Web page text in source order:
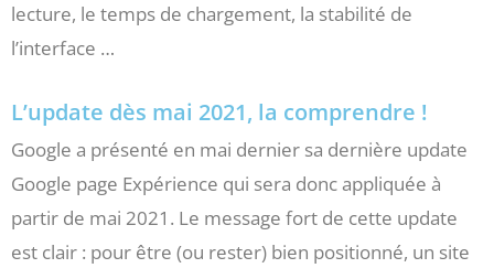
lecture, le temps de chargement, la stabilité de
l’interface …
L’update dès mai 2021, la comprendre !
Google a présenté en mai dernier sa dernière update
Google page Expérience qui sera donc appliquée à
partir de mai 2021. Le message fort de cette update
est clair : pour être (ou rester) bien positionné, un site